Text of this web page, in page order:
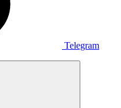
Telegram